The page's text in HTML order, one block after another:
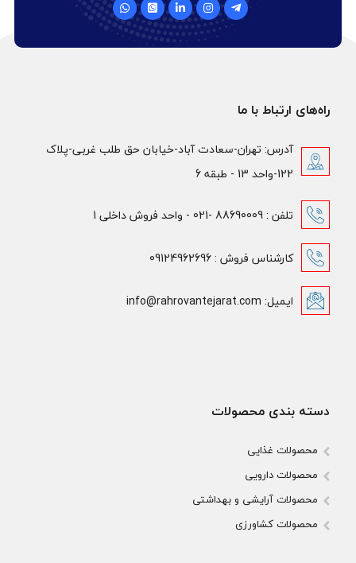
راه‌های ارتباط با ما
آدرس: تهران-سعادت آباد-خیابان حق طلب غربی-پلاک
122-واحد 13 - طبقه 6
تلفن : 88690009 -021 - واحد فروش داخلی 1
کارشناس فروش : 09124962696
ایمیل: info@rahrovantejarat.com
دسته بندی محصولات
محصولات غذایی
محصولات دارویی
محصولات آرایشی و بهداشتی
محصولات کشاورزی